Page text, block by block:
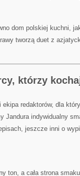
dom polskiej kuchni,
tworzą duet z
którzy
redaktorów, dla
Jandura indywidualny
jeszcze inni o
ton, a cała strona